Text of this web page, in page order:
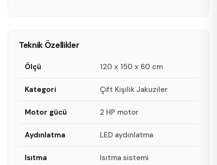
Teknik Özellikler
Ölçü 120 x 150 x 60 cm
Kategori Çift Kişilik Jakuziler
Motor gücü 2 HP motor
Aydınlatma LED aydınlatma
Isıtma Isıtma sistemi